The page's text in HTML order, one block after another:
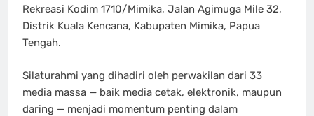
Rekreasi Kodim 1710/Mimika, Jalan Agimuga Mile 32,
Distrik Kuala Kencana, Kabupaten Mimika, Papua
Tengah.
Silaturahmi yang dihadiri oleh perwakilan dari 33
media massa — baik media cetak, elektronik, maupun
daring — menjadi momentum penting dalam